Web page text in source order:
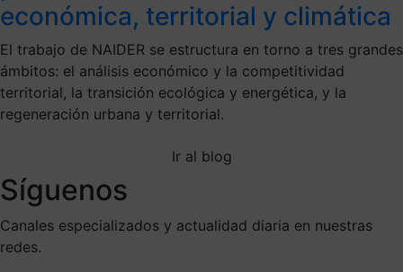
económica, territorial y climática
El trabajo de NAIDER se estructura en torno a tres grandes
ámbitos: el análisis económico y la competitividad
territorial, la transición ecológica y energética, y la
regeneración urbana y territorial.
Ir al blog
Síguenos
Canales especializados y actualidad diaria en nuestras
redes.